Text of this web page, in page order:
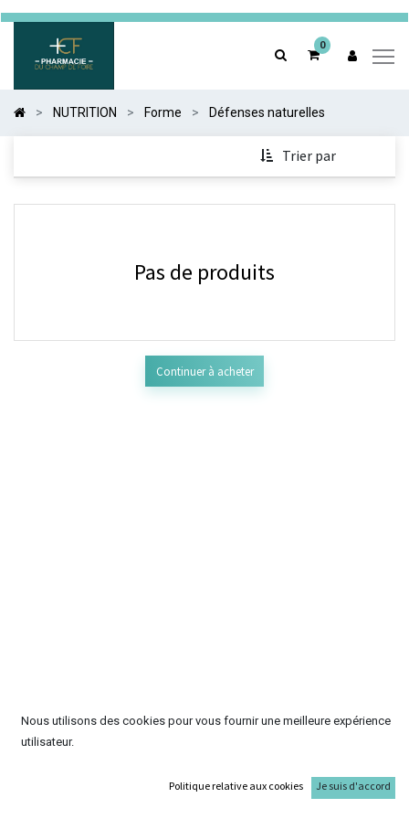
0
NUTRITION Forme Défenses naturelles
Trier par
Pas de produits
Continuer à acheter
Nous utilisons des cookies pour vous fournir une meilleure expérience
utilisateur.
Politique relative aux cookies Je suis d'accord